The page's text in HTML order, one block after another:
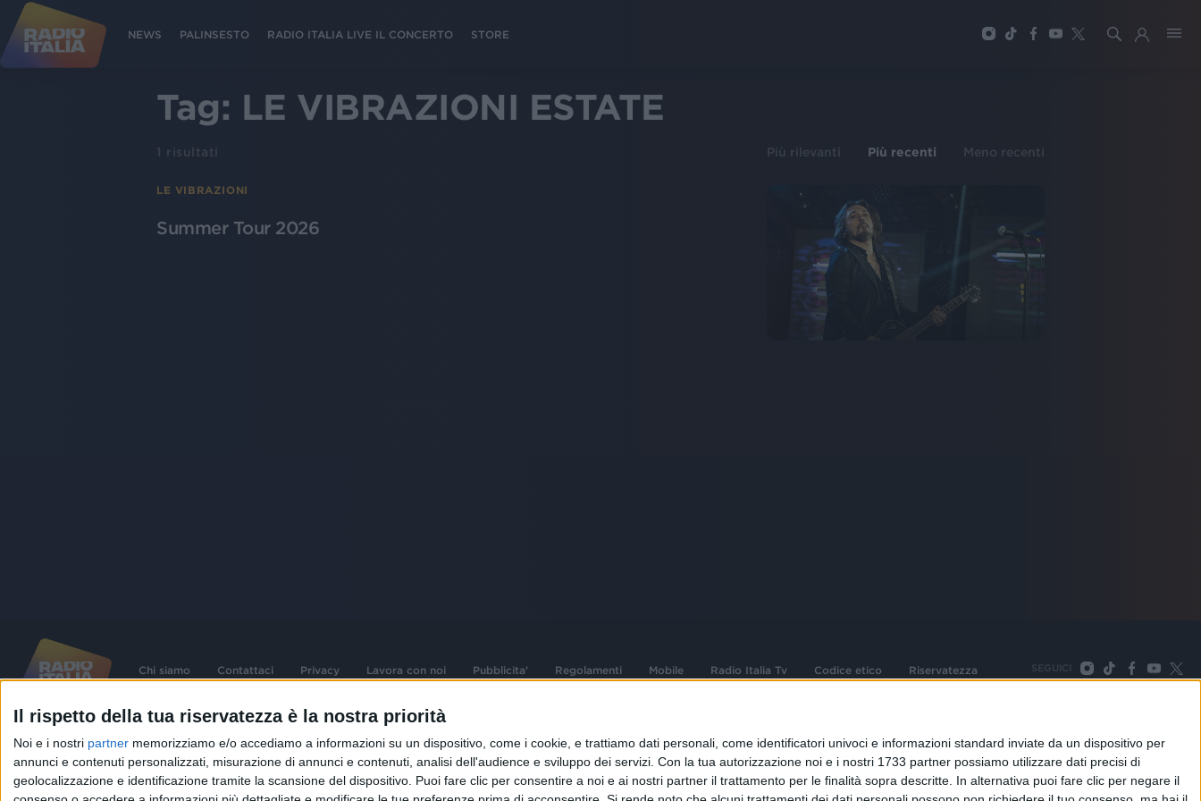
Il rispetto della tua riservatezza è la nostra priorità
Noi e i nostri partner memorizziamo e/o accediamo a informazioni su un dispositivo, come i cookie, e trattiamo dati personali, come identificatori univoci e informazioni standard inviate da un dispositivo per
annunci e contenuti personalizzati, misurazione di annunci e contenuti, analisi dell'audience e sviluppo dei servizi. Con la tua autorizzazione noi e i nostri 1733 partner possiamo utilizzare dati precisi di
geolocalizzazione e identificazione tramite la scansione del dispositivo. Puoi fare clic per consentire a noi e ai nostri partner il trattamento per le finalità sopra descritte. In alternativa puoi fare clic per negare il
NEWS PALINSESTO RADIO ITALIA LIVE IL CONCERTO STORE
Tag: LE VIBRAZIONI ESTATE
1 risultati Più rilevanti Più recenti Meno recenti
LE VIBRAZIONI
Summer Tour 2026
Chi siamo Contattaci Privacy Lavora con noi Pubblicita' Regolamenti Mobile Radio Italia Tv Codice etico Riservatezza SEGUICI
©2026RADIO ITALIA S.p.A. P.IVA 06832230152 | Tutti i diritti riservati. Per le opere dell'ingegno
contenute nel sito sono stati assolti gli obblighi derivanti dalla normativa dei diritti d'autore e dei diritti
connessi.
Capitale Sociale € 580.000,00 interamente versato. Iscr. Reg. Imprese Milano - C.F. e n° iscrizione
Sede Amministrativa: Viale Europa 49, 20093 Cologno Monzese (Mi) |Tel. +39 02 254441 | Fax +39
02 25444220
Sede Legale: Via Savona 97, 20144 Milano
TORNA SU